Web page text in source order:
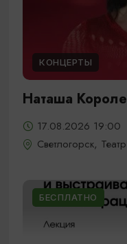
КОНЦЕРТЫ
Наташа
17.08.2026 19:00
Светлогорск,
БЕСПЛАТНО